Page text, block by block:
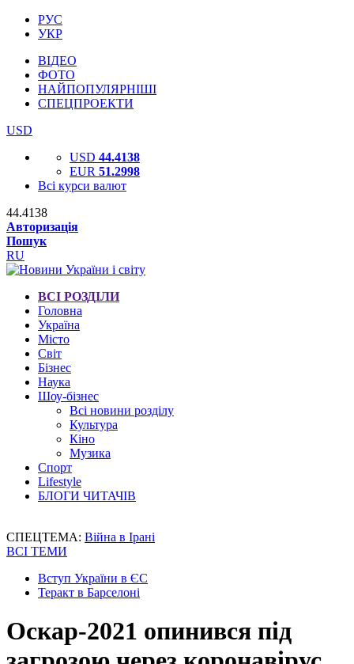
РУС
УКР
ВІДЕО
ФОТО
НАЙПОПУЛЯРНІШІ
СПЕЦПРОЕКТИ
USD
USD 44.4138
EUR 51.2998
Всі курси валют
44.4138
Авторизація
Пошук
RU
ВСІ РОЗДІЛИ
Головна
Україна
Місто
Світ
Бізнес
Наука
Шоу-бізнес
Всі новини розділу
Культура
Кіно
Музика
Спорт
Lifestyle
БЛОГИ ЧИТАЧІВ
СПЕЦТЕМА: Війна в Ірані
ВСІ ТЕМИ
Вступ України в ЄС
Теракт в Барселоні
Оскар-2021 опинився під